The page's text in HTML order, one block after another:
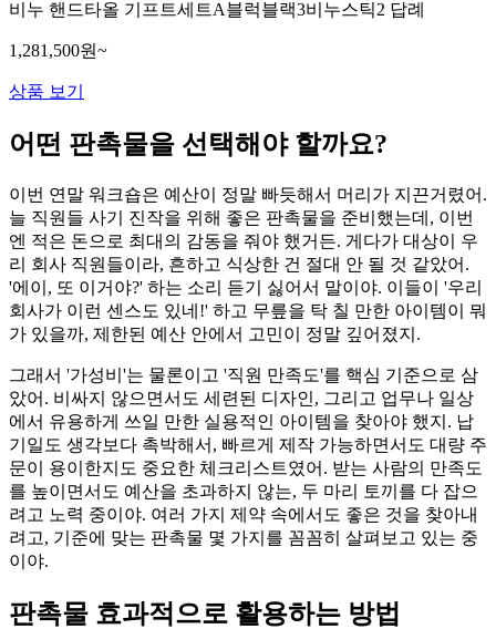
비누 핸드타올 기프트세트A블럭블랙3비누스틱2 답례
1,281,500원~
상품 보기
어떤 판촉물을 선택해야 할까요?
이번 연말 워크숍은 예산이 정말 빠듯해서 머리가 지끈거렸어.
늘 직원들 사기 진작을 위해 좋은 판촉물을 준비했는데, 이번
엔 적은 돈으로 최대의 감동을 줘야 했거든. 게다가 대상이 우
리 회사 직원들이라, 흔하고 식상한 건 절대 안 될 것 같았어.
'에이, 또 이거야?' 하는 소리 듣기 싫어서 말이야. 이들이 '우리
회사가 이런 센스도 있네!' 하고 무릎을 탁 칠 만한 아이템이 뭐
가 있을까, 제한된 예산 안에서 고민이 정말 깊어졌지.
그래서 '가성비'는 물론이고 '직원 만족도'를 핵심 기준으로 삼
았어. 비싸지 않으면서도 세련된 디자인, 그리고 업무나 일상
에서 유용하게 쓰일 만한 실용적인 아이템을 찾아야 했지. 납
기일도 생각보다 촉박해서, 빠르게 제작 가능하면서도 대량 주
문이 용이한지도 중요한 체크리스트였어. 받는 사람의 만족도
를 높이면서도 예산을 초과하지 않는, 두 마리 토끼를 다 잡으
려고 노력 중이야. 여러 가지 제약 속에서도 좋은 것을 찾아내
려고, 기준에 맞는 판촉물 몇 가지를 꼼꼼히 살펴보고 있는 중
이야.
판촉물 효과적으로 활용하는 방법